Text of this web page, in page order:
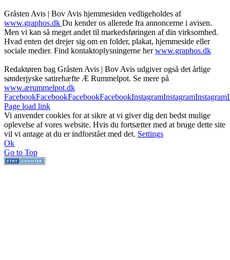
Gråsten Avis | Bov Avis hjemmesiden vedligeholdes af
www.graphos.dk Du kender os allerede fra annoncerne i avisen.
Men vi kan så meget andet til markedsføringen af din virksomhed.
Hvad enten det drejer sig om en folder, plakat, hjemmeside eller
sociale medier. Find kontaktoplysningerne herwww.graphos.dk
Redaktøren bag Gråsten Avis | Bov Avis udgiver også det årlige
sønderjyske satirehæfte Æ Rummelpot. Se mere på
www.ærummelpot.dk
FacebookFacebookFacebookFacebookInstagramInstagramInstagram
Page load link
Vi anvender cookies for at sikre at vi giver dig den bedst mulige
oplevelse af vores website. Hvis du fortsætter med at bruge dette site
vil vi antage at du er indforstået med det. Settings
Ok
Go to Top